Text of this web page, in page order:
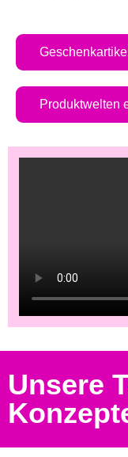
Geschenkartikel
Produktwelten
Unsere